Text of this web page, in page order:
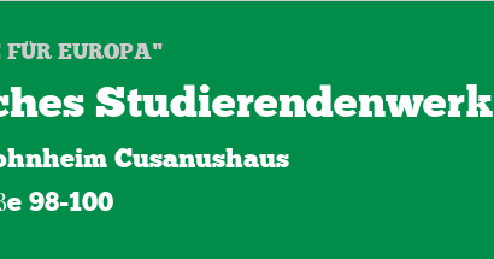
EUROPA"
Cusanushaus
98-100